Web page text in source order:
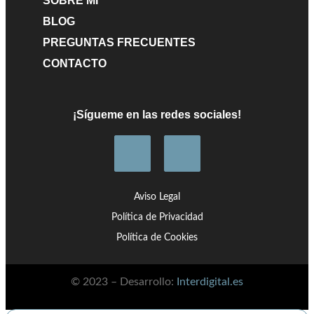
Cómo construir escenas para tus novelas
La batalla de Zalaca
BLOG
PREGUNTAS FRECUENTES
CONTACTO
¡Sígueme en las redes sociales!
Aviso Legal
Política de Privacidad
Política de Cookies
© 2023 – Desarrollo: Interdigital.es